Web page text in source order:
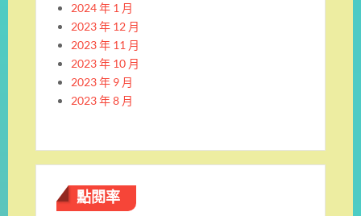
2024 年 1 月
2023 年 12 月
2023 年 11 月
2023 年 10 月
2023 年 9 月
2023 年 8 月
點閱率